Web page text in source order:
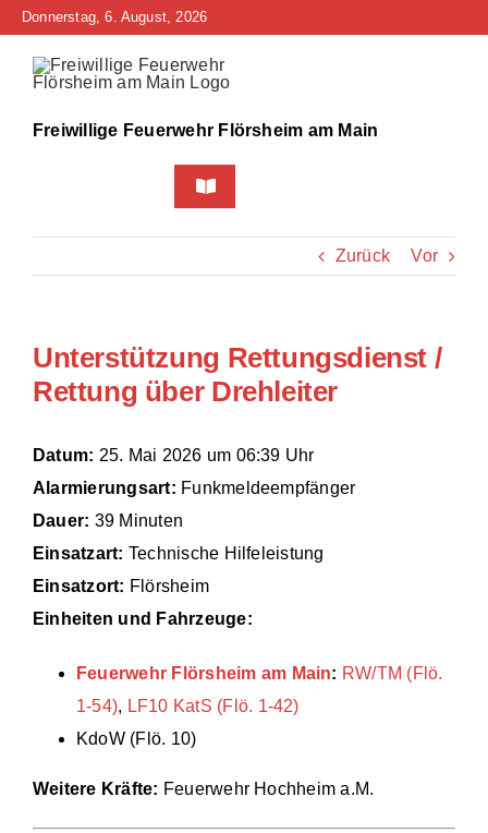
Zum
springen
Donnerstag, 6. August, 2026
Freiwillige Feuerwehr Flörsheim am Main
Toggle
Navigation
Home
Bürgerinfo
Technik
Zurück Vor
Unterstützung Rettungsdienst /
Rettung über Drehleiter
Datum: 25. Mai 2026 um 06:39 Uhr
Alarmierungsart: Funkmeldeempfänger
Dauer: 39 Minuten
Einsatzart: Technische Hilfeleistung
Einsatzort: Flörsheim
Einheiten und Fahrzeuge:
Feuerwehr Flörsheim am Main: RW/TM (Flö.
1-54), LF10 KatS (Flö. 1-42)
KdoW (Flö. 10)
Weitere Kräfte: Feuerwehr Hochheim a.M.